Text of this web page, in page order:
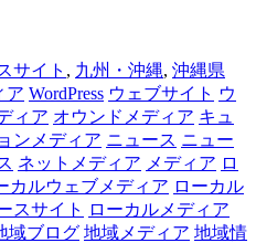
サイト , 九州・沖縄, 沖縄県
ア WordPress ウェブサイト ウ
ィア オウンドメディア キュ
ンメディア ニュース ニュー
ネットメディア メディア ロ
カルウェブメディア ローカル
スサイト
ローカルメディア
域ブログ 地域メディア 地域情